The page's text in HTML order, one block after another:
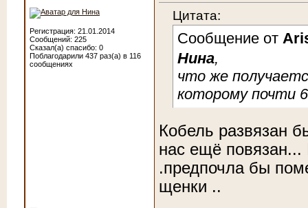
Регистрация: 21.01.2014
Сообщений: 225
Сказал(а) спасибо: 0
Поблагодарили 437 раз(а) в 116
сообщениях
Цитата:
Сообщение от
Нина,
что же
которому почти
Кобель развязан
нас ещё повязан...
.предпочла бы
щенки ..